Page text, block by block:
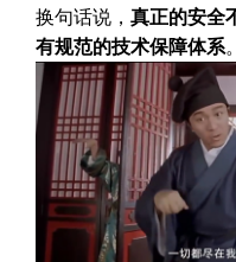
换句话说， 真正的安全
有规范的技术保障体系。